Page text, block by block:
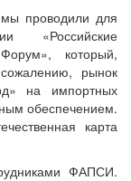
мы проводили для
«Российские
который,
рынок
на импортных
обеспечением.
карта
ФАПСИ.